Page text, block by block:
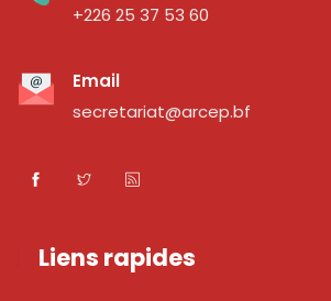
+226 25 37 53 60
Email
secretariat@arcep.bf
Liens rapides